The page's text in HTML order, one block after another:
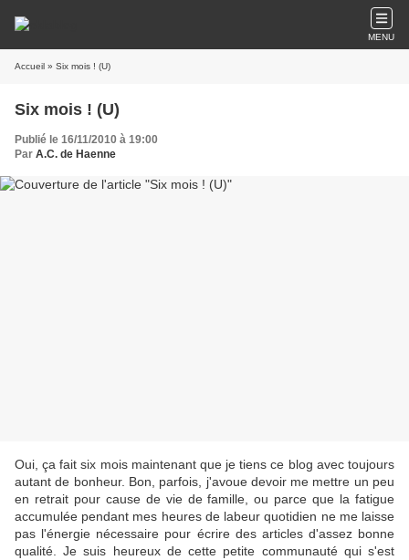
MENU
Accueil » Six mois ! (U)
Six mois ! (U)
Publié le 16/11/2010 à 19:00
Par A.C. de Haenne
Oui, ça fait six mois maintenant que je tiens ce blog avec toujours
autant de bonheur. Bon, parfois, j'avoue devoir me mettre un peu
en retrait pour cause de vie de famille, ou parce que la fatigue
accumulée pendant mes heures de labeur quotidien ne me laisse
pas l'énergie nécessaire pour écrire des articles d'assez bonne
qualité. Je suis heureux de cette petite communauté qui s'est